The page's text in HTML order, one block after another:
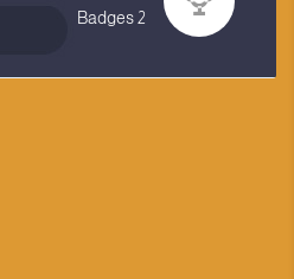
2 Badges